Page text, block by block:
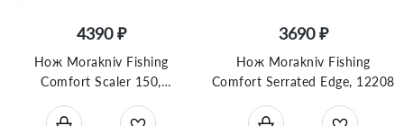
4390 ₽
Нож Morakniv Fishing
Comfort Scaler 150,
3690 ₽
Нож Morakniv Fishing
Comfort Serrated Edge, 12208